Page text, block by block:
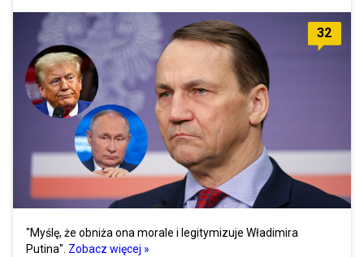
32
"Myślę, że obniża ona morale i legitymizuje Władimira
Putina". Zobacz więcej »